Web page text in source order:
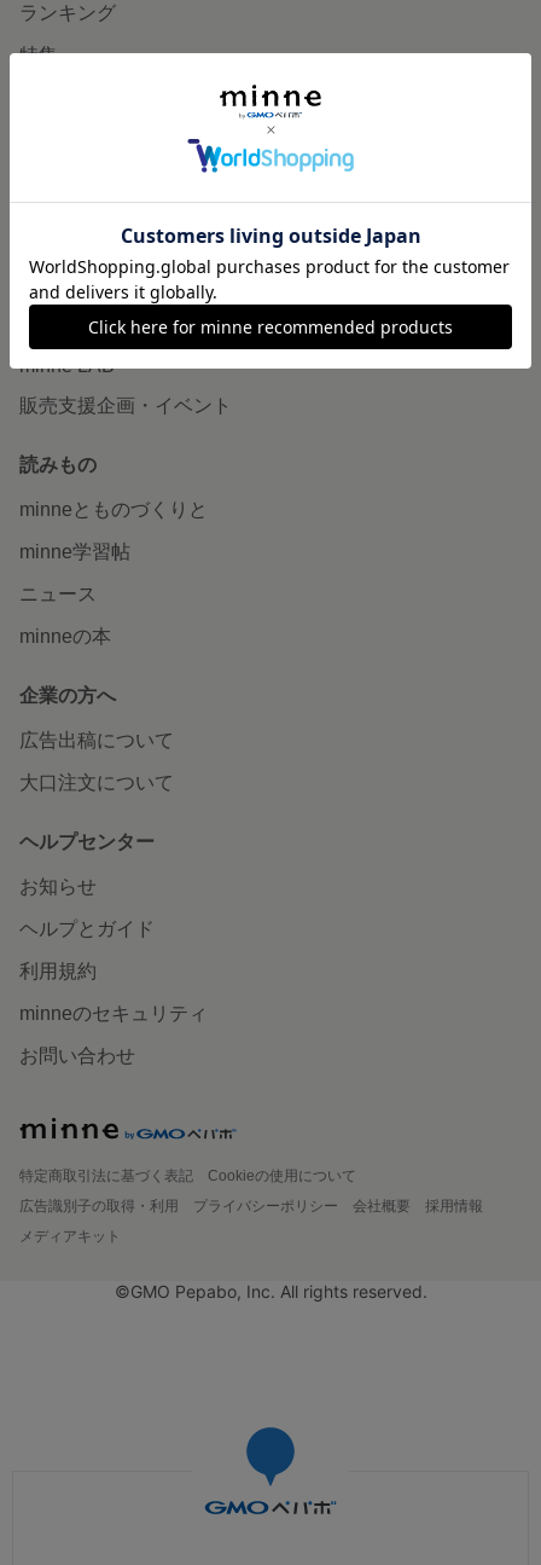
ランキング
特集
食品販売
ヴィンテージ販売
ダウンロード販売
minne PLUS
minne LAB
販売支援企画・イベント
読みもの
minneとものづくりと
minne学習帖
ニュース
minneの本
企業の方へ
広告出稿について
大口注文について
ヘルプセンター
お知らせ
ヘルプとガイド
利用規約
minneのセキュリティ
お問い合わせ
特定商取引法に基づく表記
Cookieの使用について
広告識別子の取得・利用
プライバシーポリシー 会社概要
採用情報
メディアキット
©GMO Pepabo, Inc. All rights reserved.